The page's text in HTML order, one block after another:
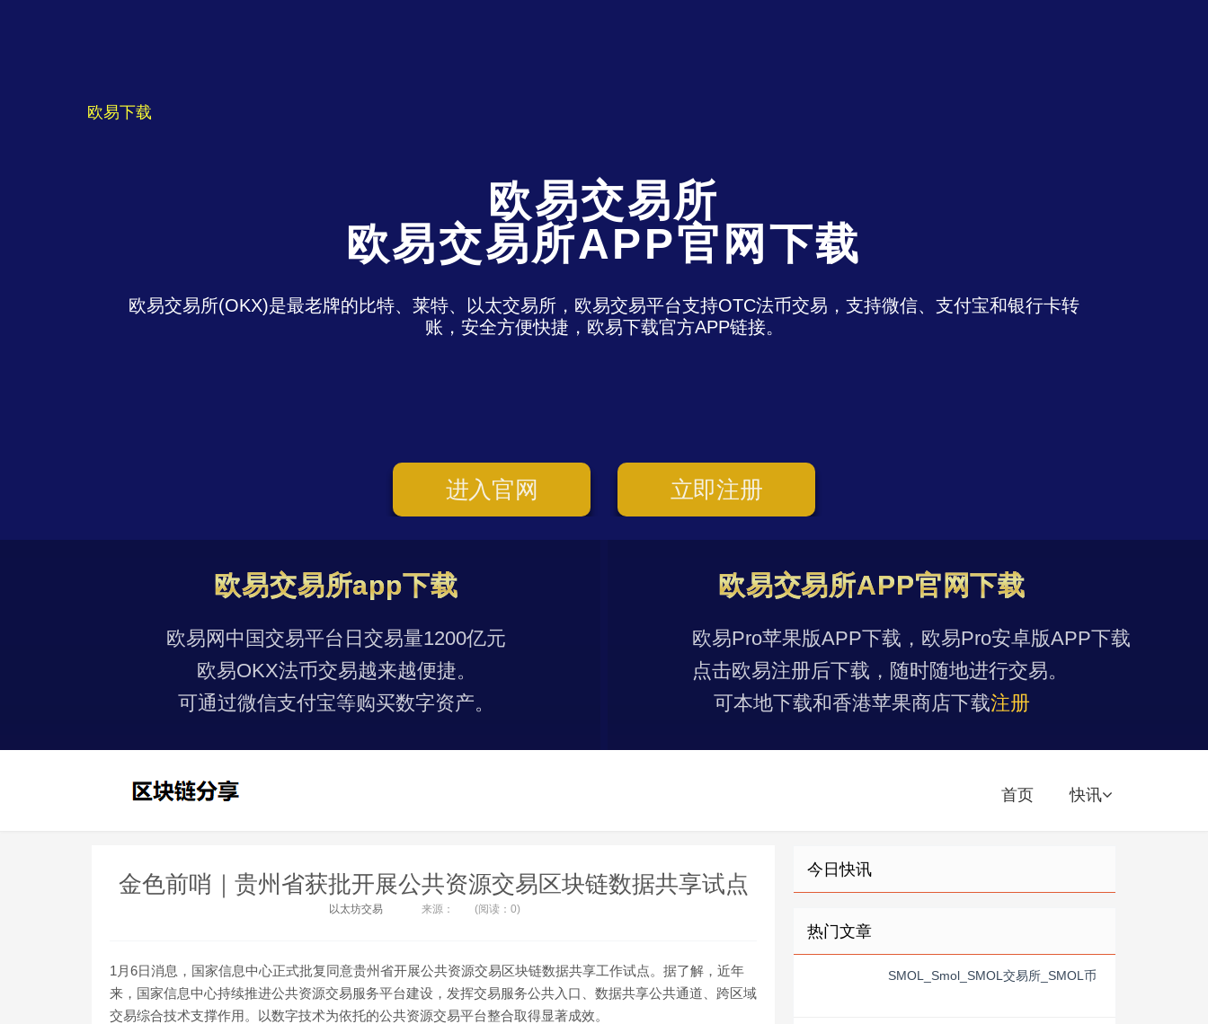
欧易下载
欧易交易所
欧易交易所APP官网下载
欧易交易所(OKX)是最老牌的比特、莱特、以太交易所，欧易交易平台支持OTC法币交易，支持微信、支付宝和银行卡转
账，安全方便快捷，欧易下载官方APP链接。
进入官网 立即注册
欧易交易所app下载
欧易网中国交易平台日交易量1200亿元
欧易OKX法币交易越来越便捷。
可通过微信支付宝等购买数字资产。
欧易交易所APP官网下载
欧易Pro苹果版APP下载，欧易Pro安卓版APP下载
点击欧易注册后下载，随时随地进行交易。
可本地下载和香港苹果商店下载注册
首页 快讯
金色前哨｜贵州省获批开展公共资源交易区块链数据共享试点
以太坊交易 来源： (阅读：0)
1月6日消息，国家信息中心正式批复同意贵州省开展公共资源交易区块链数据共享工作试点。据了解，近年
来，国家信息中心持续推进公共资源交易服务平台建设，发挥交易服务公共入口、数据共享公共通道、跨区域
交易综合技术支撑作用。以数字技术为依托的公共资源交易平台整合取得显著成效。
今日快讯
热门文章
SMOL_Smol_SMOL交易所_SMOL币